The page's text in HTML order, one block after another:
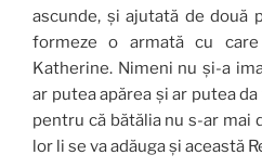
ascunde, și ajutată de două
formeze o armată cu
Katherine. Nimeni nu și-a
ar putea apărea și ar putea
pentru că bătălia nu s-ar mai
lor li se va adăuga și această